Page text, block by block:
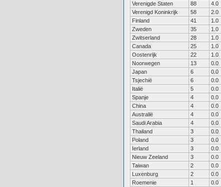
Verenigde Staten
88
4.0
Verenigd Koninkrijk
58
2.0
Finland
41
1.0
Zweden
35
1.0
Zwitserland
28
1.0
Canada
25
1.0
Oostenrijk
22
1.0
Noorwegen
13
0.0
Japan
6
0.0
Tsjechië
6
0.0
Italië
5
0.0
Spanje
4
0.0
China
4
0.0
Australië
4
0.0
Saudi Arabia
4
0.0
Thailand
3
0.0
Poland
3
0.0
Ierland
3
0.0
Nieuw Zeeland
3
0.0
Taiwan
2
0.0
Luxenburg
2
0.0
Roemenie
1 0.0